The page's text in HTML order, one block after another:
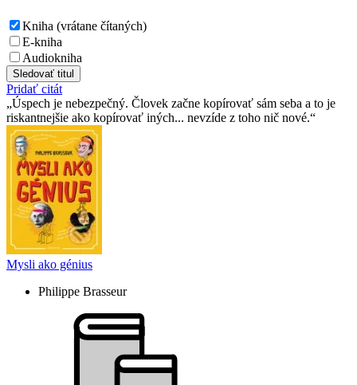
Kniha (vrátane čítaných)
E-kniha
Audiokniha
Sledovať titul
Pridať citát
Úspech je nebezpečný. Človek začne kopírovať sám seba a to je
riskantnejšie ako kopírovať iných... nevzíde z toho nič nové.
Mysli ako génius
Philippe Brasseur